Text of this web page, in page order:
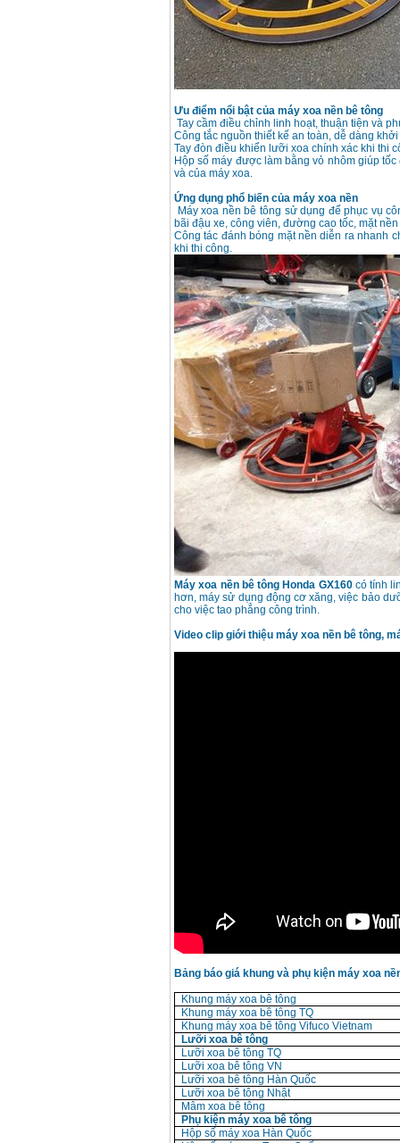
Ưu điểm nổi bật của máy xoa nền bê tông
Tay cầm điều chỉnh linh hoạt, thuận tiện và
Công tắc nguồn thiết kế an toàn, dễ dàng
Tay đòn điều khiển lưỡi xoa chính xác khi thi
Hộp số máy được làm bằng vỏ nhôm giúp
và của máy xoa.
Ứng dụng phổ biến của máy xoa nền
Máy xoa nền bê tông sử dụng để phục vụ
bãi đậu xe, công viên, đường cao tốc, mặt
Công tác đánh bóng mặt nền diễn ra nhanh
khi thi công.
Máy xoa nền bê tông Honda GX160có tính
hơn, máy sử dụng động cơ xăng, việc bảo
cho việc tao phẳng công trình.
Video clip giới thiệu máy xoa nền bê tông,
Bảng báo giá khung và phụ kiện máy xoa
Khung máy xoa bê tông
Khung máy xoa bê tông TQ
Khung máy xoa bê tông Vifuco Vietnam
Lưỡi xoa bê tông
Lưỡi xoa bê tông TQ
Lưỡi xoa bê tông VN
Lưỡi xoa bê tông Hàn Quốc
Lưỡi xoa bê tông Nhật
Mâm xoa bê tông
Phụ kiện máy xoa bê tông
Hộp số máy xoa Hàn Quốc